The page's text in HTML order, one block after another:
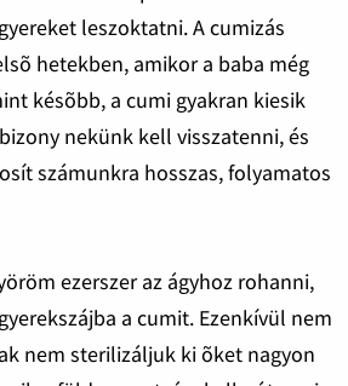
leszoktatni. A cumizás
hetekben, amikor a baba még
késõbb, a cumi gyakran kiesik
nekünk kell visszatenni, és
számunkra hosszas, folyamatos
ezerszer az ágyhoz rohanni,
a cumit. Ezenkívül nem
nem sterilizáljuk ki õket nagyon